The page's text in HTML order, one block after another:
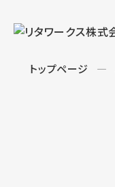
トップページ